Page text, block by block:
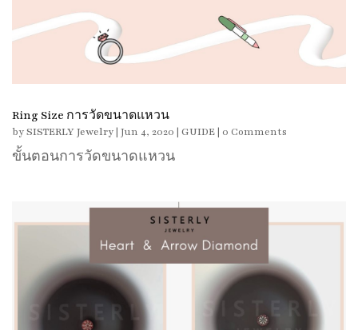
Ring Size การวัดขนาดแหวน
bySISTERLY Jewelry | Jun 4, 2020 | GUIDE | 0 Comments
ขั้นตอนการวัดขนาดแหวน